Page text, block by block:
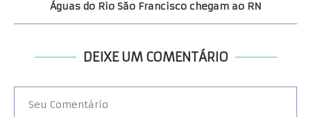
Águas do Rio São Francisco chegam ao RN
DEIXE UM COMENTÁRIO